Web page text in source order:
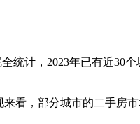
计，2023年已有近30
，部分城市的二手房